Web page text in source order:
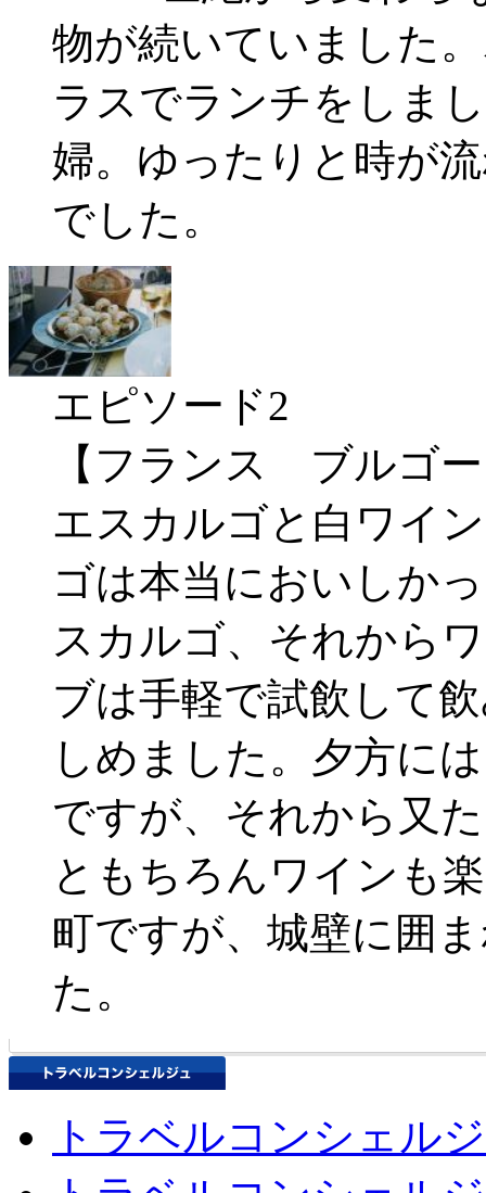
物が続いていました
ラスでランチをしま
婦。ゆったりと時が
でした。
エピソード2
【フランス ブルゴ
エスカルゴと白ワイ
ゴは本当においしか
スカルゴ、それから
ブは手軽で試飲して
しめました。夕方に
ですが、それから又
ともちろんワインも
町ですが、城壁に囲
た。
トラベルコンシェル